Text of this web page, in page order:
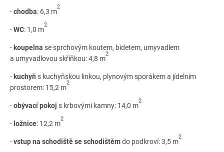
-chodba: 6,3 m
2
-WC: 1,0 m
2
- koupelna se sprchovým koutem, bidetem, umyvadlem
a umyvadlovou skříňkou: 4,8 m
2
- kuchyň s kuchyňskou linkou, plynovým sporákem a jídelním
prostorem: 15,2 m
2
-obývací pokoj s krbovými kamny: 14,0 m
2
- ložnice: 12,2 m
2
-vstup na schodiště se schodištěmdo podkroví: 3,5 m
2